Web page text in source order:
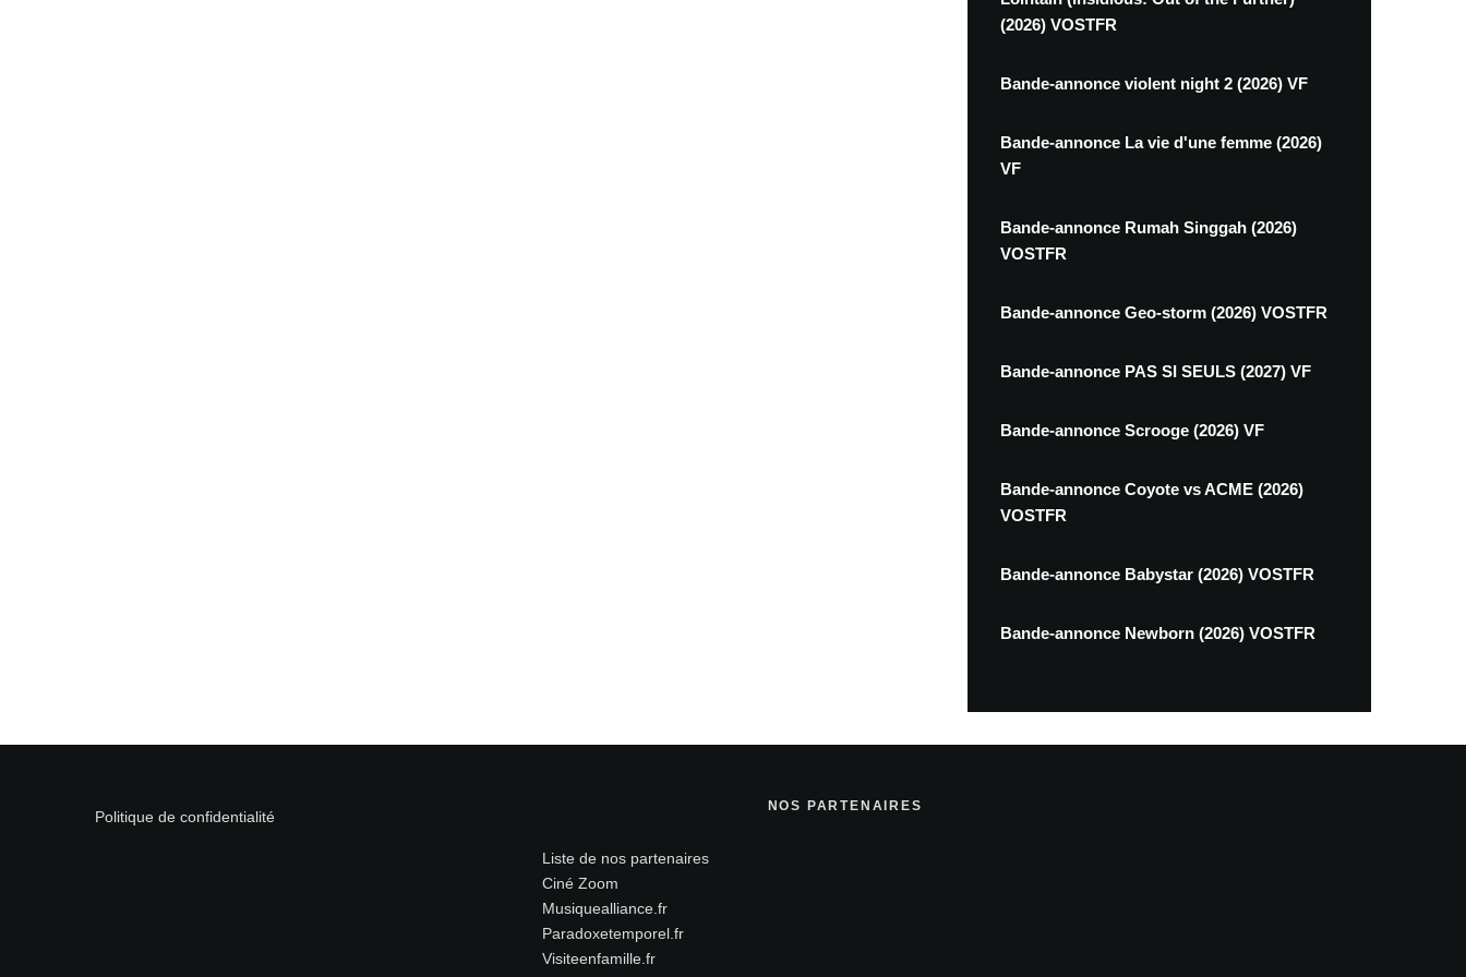
(2026) VOSTFR
Bande-annonce violent night 2 (2026) VF
Bande-annonce La vie d'une femme (2026)
VF
Bande-annonce Rumah Singgah (2026)
VOSTFR
Bande-annonce Geo-storm (2026) VOSTFR
Bande-annonce PAS SI SEULS (2027) VF
Bande-annonce Scrooge (2026) VF
Bande-annonce Coyote vs ACME (2026)
VOSTFR
Bande-annonce Babystar (2026) VOSTFR
Bande-annonce Newborn (2026) VOSTFR
Politique de confidentialité
NOS PARTENAIRES
Liste de nos partenaires
Ciné Zoom
Musiquealliance.fr
Paradoxetemporel.fr
Visiteenfamille.fr